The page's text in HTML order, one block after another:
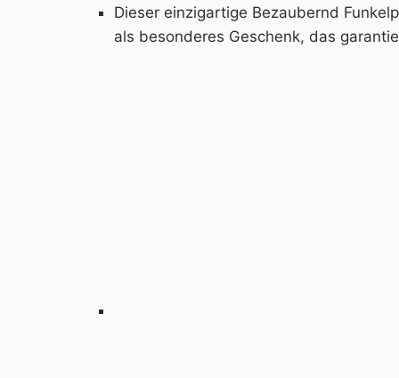
Dieser einzigartige Bezaubernd
als besonderes Geschenk, das